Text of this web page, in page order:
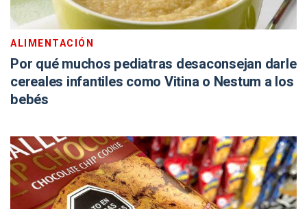
ALIMENTACIÓN
Por qué muchos pediatras desaconsejan darle
cereales infantiles como Vitina o Nestum a los
bebés